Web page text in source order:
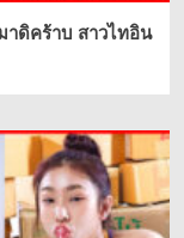
าดิคร้าบ สาวไทอิน